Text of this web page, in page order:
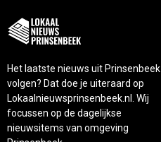
Het laatste nieuws uit Prinsenbeek
volgen? Dat doe je uiteraard op
Lokaalnieuwsprinsenbeek.nl. Wij
focussen op de dagelijkse
nieuwsitems van omgeving